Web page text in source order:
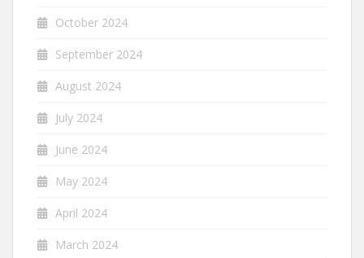
October 2024
September 2024
August 2024
July 2024
June 2024
May 2024
April 2024
March 2024